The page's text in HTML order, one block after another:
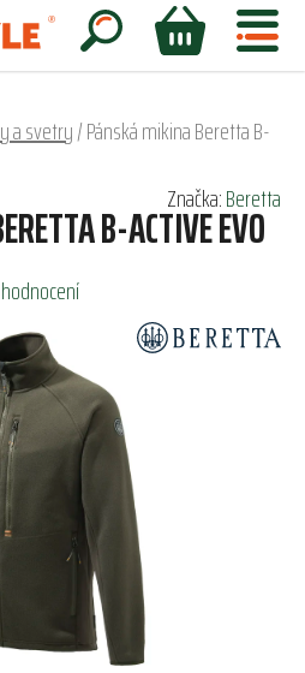
Hledat
NÁKUPNÍ
a svetry/Pánská mikina Beretta B-
B-ACTIVE EVO
Značka:Beretta